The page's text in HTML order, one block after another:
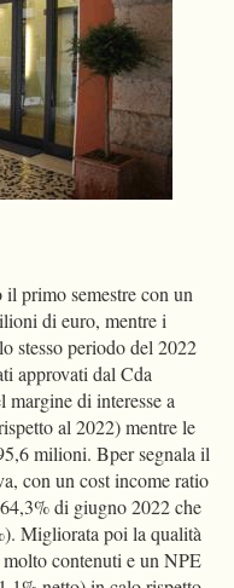
primo semestre con un
di euro, mentre i
stesso periodo del 2022
approvati dal Cda
di interesse a
al 2022) mentre le
milioni. Bper segnala il
con un cost income ratio
di giugno 2022 che
Migliorata poi la qualità
contenuti e un NPE